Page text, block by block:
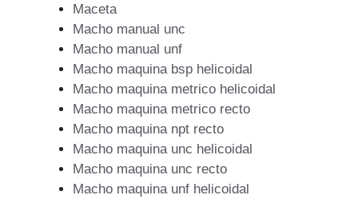
Maceta
Macho manual unc
Macho manual unf
Macho maquina bsp helicoidal
Macho maquina metrico helicoidal
Macho maquina metrico recto
Macho maquina npt recto
Macho maquina unc helicoidal
Macho maquina unc recto
Macho maquina unf helicoidal